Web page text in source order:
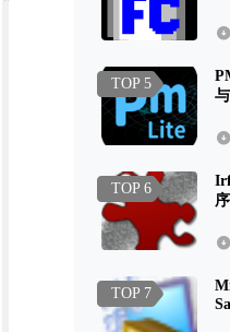
TOP 5
TOP 6
TOP 7